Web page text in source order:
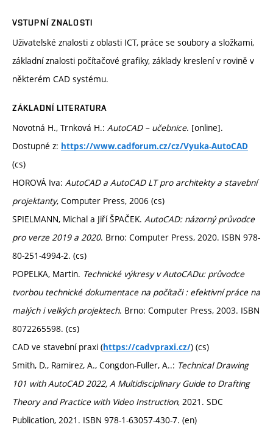
VSTUPNÍ ZNALOSTI
Uživatelské znalosti z oblasti ICT, práce se soubory a složkami,
základní znalosti počítačové grafiky, základy kreslení v rovině v
některém CAD systému.
ZÁKLADNÍ LITERATURA
Novotná H., Trnková H.: AutoCAD – učebnice. [online].
Dostupné z: https://www.cadforum.cz/cz/Vyuka-AutoCAD
(cs)
HOROVÁ Iva: AutoCAD a AutoCAD LT pro architekty a stavební
projektanty, Computer Press, 2006 (cs)
SPIELMANN, Michal a Jiří ŠPAČEK. AutoCAD: názorný průvodce
pro verze 2019 a 2020. Brno: Computer Press, 2020. ISBN 978-
80-251-4994-2. (cs)
POPELKA, Martin. Technické výkresy v AutoCADu: průvodce
tvorbou technické dokumentace na počítači : efektivní práce na
malých i velkých projektech. Brno: Computer Press, 2003. ISBN
8072265598. (cs)
CAD ve stavební praxi (https://cadvpraxi.cz/) (cs)
Smith, D., Ramirez, A., Congdon-Fuller, A..: Technical Drawing
101 with AutoCAD 2022, A Multidisciplinary Guide to Drafting
Theory and Practice with Video Instruction, 2021. SDC
Publication, 2021. ISBN 978-1-63057-430-7. (en)